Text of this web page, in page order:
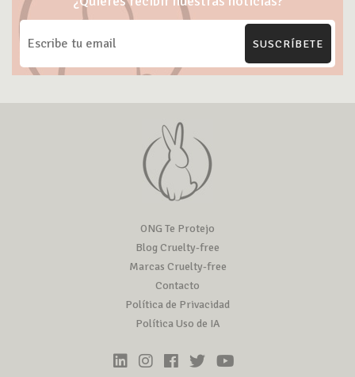
SUSCRÍBETE
ONG Te Protejo
Blog Cruelty-free
Marcas Cruelty-free
Contacto
Política de Privacidad
Política Uso de IA